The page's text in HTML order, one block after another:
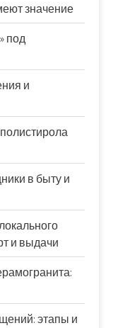
значение
под
и
полистирола
в быту и
и выдачи
этапы и